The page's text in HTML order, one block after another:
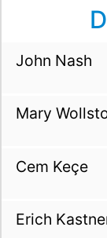
John Nash
Mary
Cem Keçe
Erich